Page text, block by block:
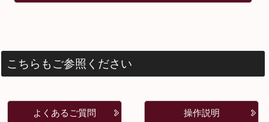
こちらもご参照ください
よくあるご質問 操作説明